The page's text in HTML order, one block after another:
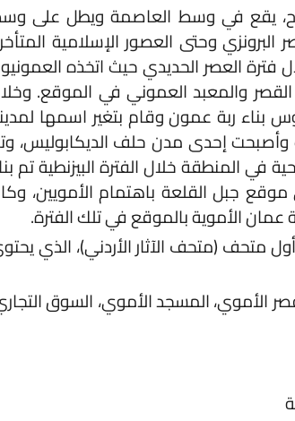
يقع في وسط العاصمة ويطل على وسط
وحتى العصور الإسلامية المتأخرة
العصر الحديدي حيث اتخذه العمونيون
والمعبد العموني في الموقع. وخلال
ربة عمون وقام بتغير اسمها لمدينة
إحدى مدن حلف الديكابوليس، وتم
خلال الفترة البيزنطية تم بناء
القلعة باهتمام الأمويين، وكان
الأموية بالموقع في تلك الفترة.
(متحف الآثار الأردني)، الذي يحتوي
المسجد الأموي، السوق التجاري،